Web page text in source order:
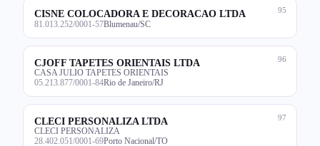
95
CISNE COLOCADORA E DECORACAO LTDA
81.013.252/0001-57Blumenau/SC
96
CJOFF TAPETES ORIENTAIS LTDA
CASA JULIO TAPETES ORIENTAIS
05.213.877/0001-84Rio de Janeiro/RJ
97
CLECI PERSONALIZA LTDA
CLECI PERSONALIZA
28.402.051/0001-69Porto Nacional/TO